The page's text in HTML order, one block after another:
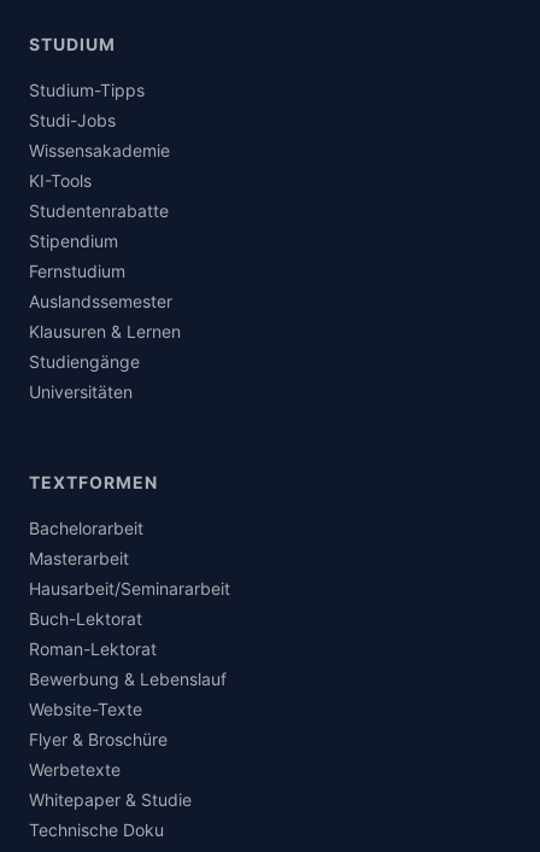
STUDIUM
Studium-Tipps
Studi-Jobs
Wissensakademie
KI-Tools
Studentenrabatte
Stipendium
Fernstudium
Auslandssemester
Klausuren & Lernen
Studiengänge
Universitäten
TEXTFORMEN
Bachelorarbeit
Masterarbeit
Hausarbeit/Seminararbeit
Buch-Lektorat
Roman-Lektorat
Bewerbung & Lebenslauf
Website-Texte
Flyer & Broschüre
Werbetexte
Whitepaper & Studie
Technische Doku